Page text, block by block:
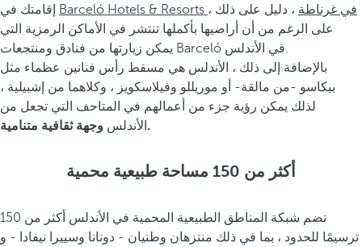
Barceló Hotels & Resorts في غرناطة ، دليل على ذلك ،
على الرغم من أن أراضيها بأكملها تنتشر في الأماكن الرمزية التي
يمكن زيارتها من فنادق ومنتجعات Barceló في الأندلس.
بالإضافة إلى ذلك ، الأندلس هي مسقط رأس فنانين عظماء مثل
بيكاسو -من مالقة- أو موريللو وفيلاسكويز ، وكلاهما من إشبيلية ،
لذلك يمكن رؤية جزء من أعمالهم في المتاحف التي تجعل من
الأندلس وجهة ثقافية متنامية.
أكثر من 150 مساحة طبيعية محمية
تضم شبكة المناطق الطبيعية المحمية في الأندلس أكثر من 150
ترسيمًا للحدود ، بما في ذلك منتزهان وطنيان - دونانا وسييرا نيفادا - و